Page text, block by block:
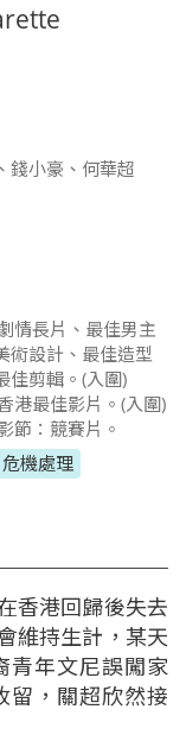
錢小豪、何華超
情長片、最佳男主
術設計、最佳造型
佳剪輯。(入圍)
港最佳影片。(入圍)
節：競賽片。
危機處理
香港回歸後失去
維持生計，某天
青年文尼誤闖家
留，關超欣然接